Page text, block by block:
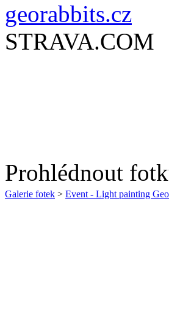
STRAVA.COM
Prohlédnout
Galerie fotek > Event - Light painting